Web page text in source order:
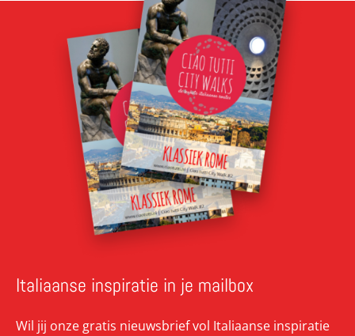
Italiaanse inspiratie in je mailbox
Wil jij onze gratis nieuwsbrief vol Italiaanse inspiratie